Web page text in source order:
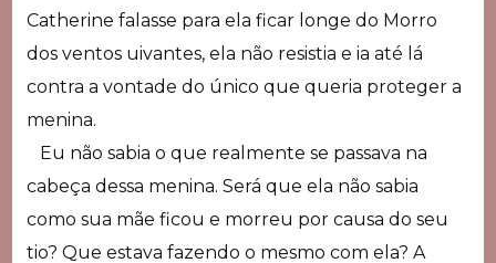
Catherine falasse para ela ficar longe do Morro
dos ventos uivantes, ela não resistia e ia até lá
contra a vontade do único que queria proteger a
menina.
Eu não sabia o que realmente se passava na
cabeça dessa menina. Será que ela não sabia
como sua mãe ficou e morreu por causa do seu
tio? Que estava fazendo o mesmo com ela? A